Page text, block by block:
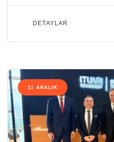
DETAYLAR
11 ARALIK